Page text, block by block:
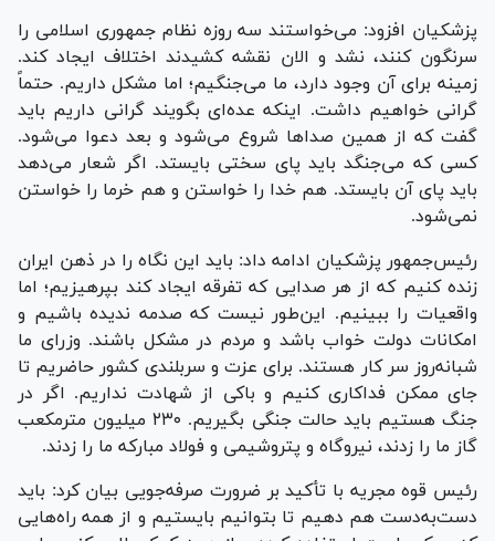
پزشکیان افزود: می‌خواستند سه روزه نظام جمهوری اسلامی را
سرنگون کنند، نشد و الان نقشه کشیدند اختلاف ایجاد کند.
زمینه برای آن وجود دارد، ما می‌جنگیم؛ اما مشکل داریم. حتماً
گرانی خواهیم داشت. اینکه عده‌ای بگویند گرانی داریم باید
گفت که از همین صدا‌ها شروع می‌شود و بعد دعوا می‌شود.
کسی که می‌جنگد باید پای سختی بایستد. اگر شعار می‌دهد
باید پای آن بایستد. هم خدا را خواستن و هم خرما را خواستن
نمی‌شود.
رئیس‌جمهور پزشکیان ادامه داد: باید این نگاه را در ذهن ایران
زنده کنیم که از هر صدایی که تفرقه ایجاد کند بپرهیزیم؛ اما
واقعیات را ببینیم. این‌طور نیست که صدمه ندیده باشیم و
امکانات دولت خواب باشد و مردم در مشکل باشند. وزرای ما
شبانه‌روز سر کار هستند. برای عزت و سربلندی کشور حاضریم تا
جای ممکن فداکاری کنیم و باکی از شهادت نداریم. اگر در
جنگ هستیم باید حالت جنگی بگیریم. ۲۳۰ میلیون مترمکعب
گاز ما را زدند، نیروگاه و پتروشیمی و فولاد مبارکه ما را زدند.
رئیس قوه مجریه با تأکید بر ضرورت صرفه‌جویی بیان کرد: باید
دست‌به‌دست هم دهیم تا بتوانیم بایستیم و از همه راه‌هایی